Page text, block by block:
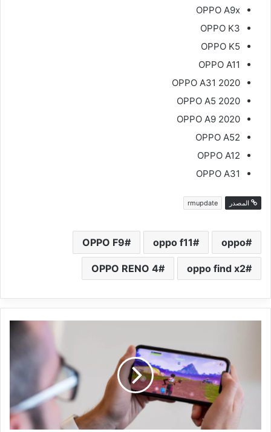
OPPO A9x
OPPO K3
OPPO K5
OPPO A11
OPPO A31 2020
OPPO A5 2020
OPPO A9 2020
OPPO A52
OPPO A12
OPPO A31
المصدر rmupdate
oppo
oppo f11
OPPO F9
oppo find x2
OPPO RENO 4
Fortnite
التطبيقات
Epic